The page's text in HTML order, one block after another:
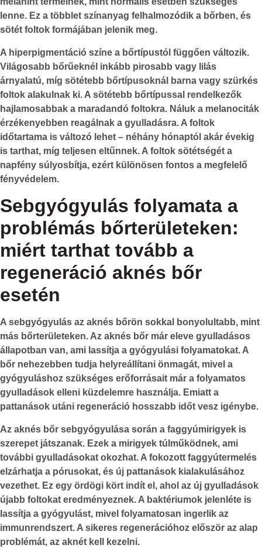
lenne. Ez a többlet színanyag felhalmozódik a bőrben, és
sötét foltok formájában jelenik meg.
A hiperpigmentáció színe a bőrtípustól függően változik.
Világosabb bőrűeknél inkább pirosabb vagy lilás
árnyalatú, míg sötétebb bőrtípusoknál barna vagy szürkés
foltok alakulnak ki. A sötétebb bőrtípussal rendelkezők
hajlamosabbak a maradandó foltokra. Náluk a melanociták
érzékenyebben reagálnak a gyulladásra. A foltok
időtartama is változó lehet – néhány hónaptól akár évekig
is tarthat, míg teljesen eltűnnek. A foltok sötétségét a
napfény súlyosbítja, ezért különösen fontos a megfelelő
fényvédelem.
Sebgyógyulás folyamata a
problémás bőrterületeken:
miért tarthat tovább a
regeneráció aknés bőr
esetén
A sebgyógyulás az aknés bőrön sokkal bonyolultabb, mint
más bőrterületeken. Az aknés bőr már eleve gyulladásos
állapotban van, ami lassítja a gyógyulási folyamatokat. A
bőr nehezebben tudja helyreállítani önmagát, mivel a
gyógyuláshoz szükséges erőforrásait már a folyamatos
gyulladások elleni küzdelemre használja. Emiatt a
pattanások utáni regeneráció hosszabb időt vesz igénybe.
Az aknés bőr sebgyógyulása során a faggyúmirigyek is
szerepet játszanak. Ezek a mirigyek túlműködnek, ami
további gyulladásokat okozhat. A fokozott faggyútermelés
elzárhatja a pórusokat, és új pattanások kialakulásához
vezethet. Ez egy ördögi kört indít el, ahol az új gyulladások
újabb foltokat eredményeznek. A baktériumok jelenléte is
lassítja a gyógyulást, mivel folyamatosan ingerlik az
immunrendszert. A sikeres regenerációhoz először az alap
problémát, az aknét kell kezelni.